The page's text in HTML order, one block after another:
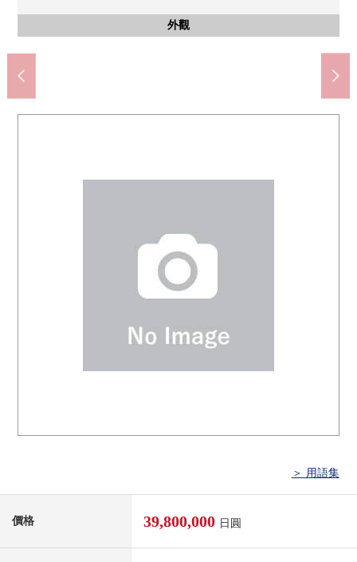
外觀
象"合成家具、供給品的配置例的東西，并且價格沒包括翻新工程
費用以及家具，和用現狀的遞交成為。
※圖片是在CG在原來再現室內照片、平面圖的"空房翻新形象"，
并且價格沒包括翻新工程費用，得用現狀的遞交。
客廳
面向東南的亮的生活
客廳
面向東南的亮的生活
客廳
面向東南的亮的生活
廚房
附帶開放式櫃台的廚房有窗。
洗臉
洗手間
其他
浴室也有窗。
廁所
廁所
卧室
在約8張塌塌米主卧室，有嵌入式衣櫃
門口
陽台
頂樓(7樓)屋頂有陽台
陽台
頂樓(7樓)屋頂有陽台
風景
來自頂樓(7樓)屋頂陽台的風景
風景
來自頂樓(7樓)屋頂陽台的風景
院子
來自頂樓(7樓)屋頂陽台的風景
風景
來自頂樓(7樓)屋頂陽台的風景
其他當地
外觀
外觀
入口
入口
共有部分
宅配BOX
喜澤小學(約480m)
喜澤中學校(約620m)
＞ 用語集
價格 39,800,000 日圓